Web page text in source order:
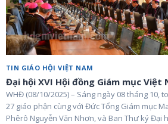
TIN GIÁO HỘI VIỆT NAM
Đại hội XVI Hội đồng Giám mục Việt
WHĐ (08/10/2025) – Sáng ngày 08 tháng 10,
27 giáo phận cùng với Đức Tổng Giám mục
Phêrô Nguyễn Văn Nhơn, và Ban Thư ký Đại